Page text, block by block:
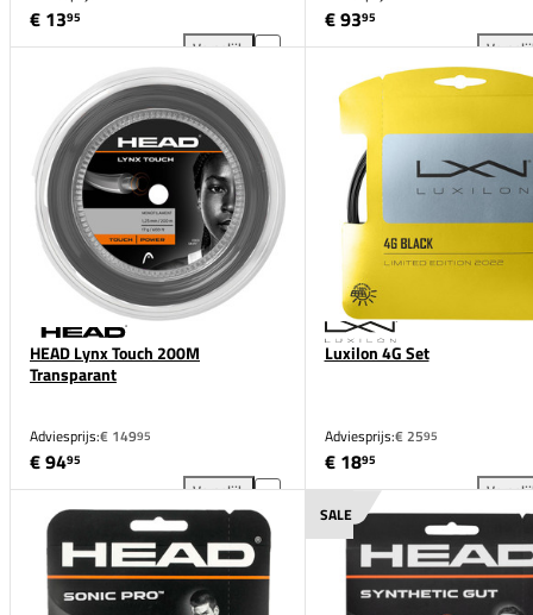
€ 1395
Vergelijk
Topspin Hyper Sence Set toevoegen aan
€ 9395
HEAD Lynx Touch 200M
Transparant
Adviesprijs:€ 14995
€ 9495
Vergelijk
HEAD Lynx Touch 200M Transparant toevoegen
Luxilon 4G Set
Adviesprijs:€ 2595
€ 1895
SALE